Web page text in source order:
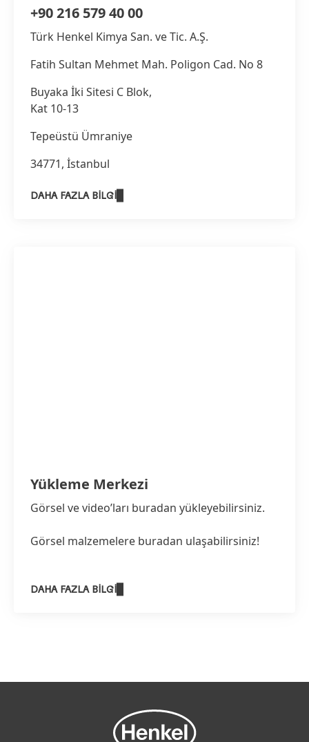
+90 216 579 40 00
Türk Henkel Kimya San. ve Tic. A.Ş.
Fatih Sultan Mehmet Mah. Poligon Cad. No 8
Buyaka İki Sitesi C Blok,
Kat 10-13
Tepeüstü Ümraniye
34771, İstanbul
DAHA FAZLA BILGI
Yükleme Merkezi
Görsel ve video’ları buradan yükleyebilirsiniz.
Görsel malzemelere buradan ulaşabilirsiniz!
DAHA FAZLA BILGI